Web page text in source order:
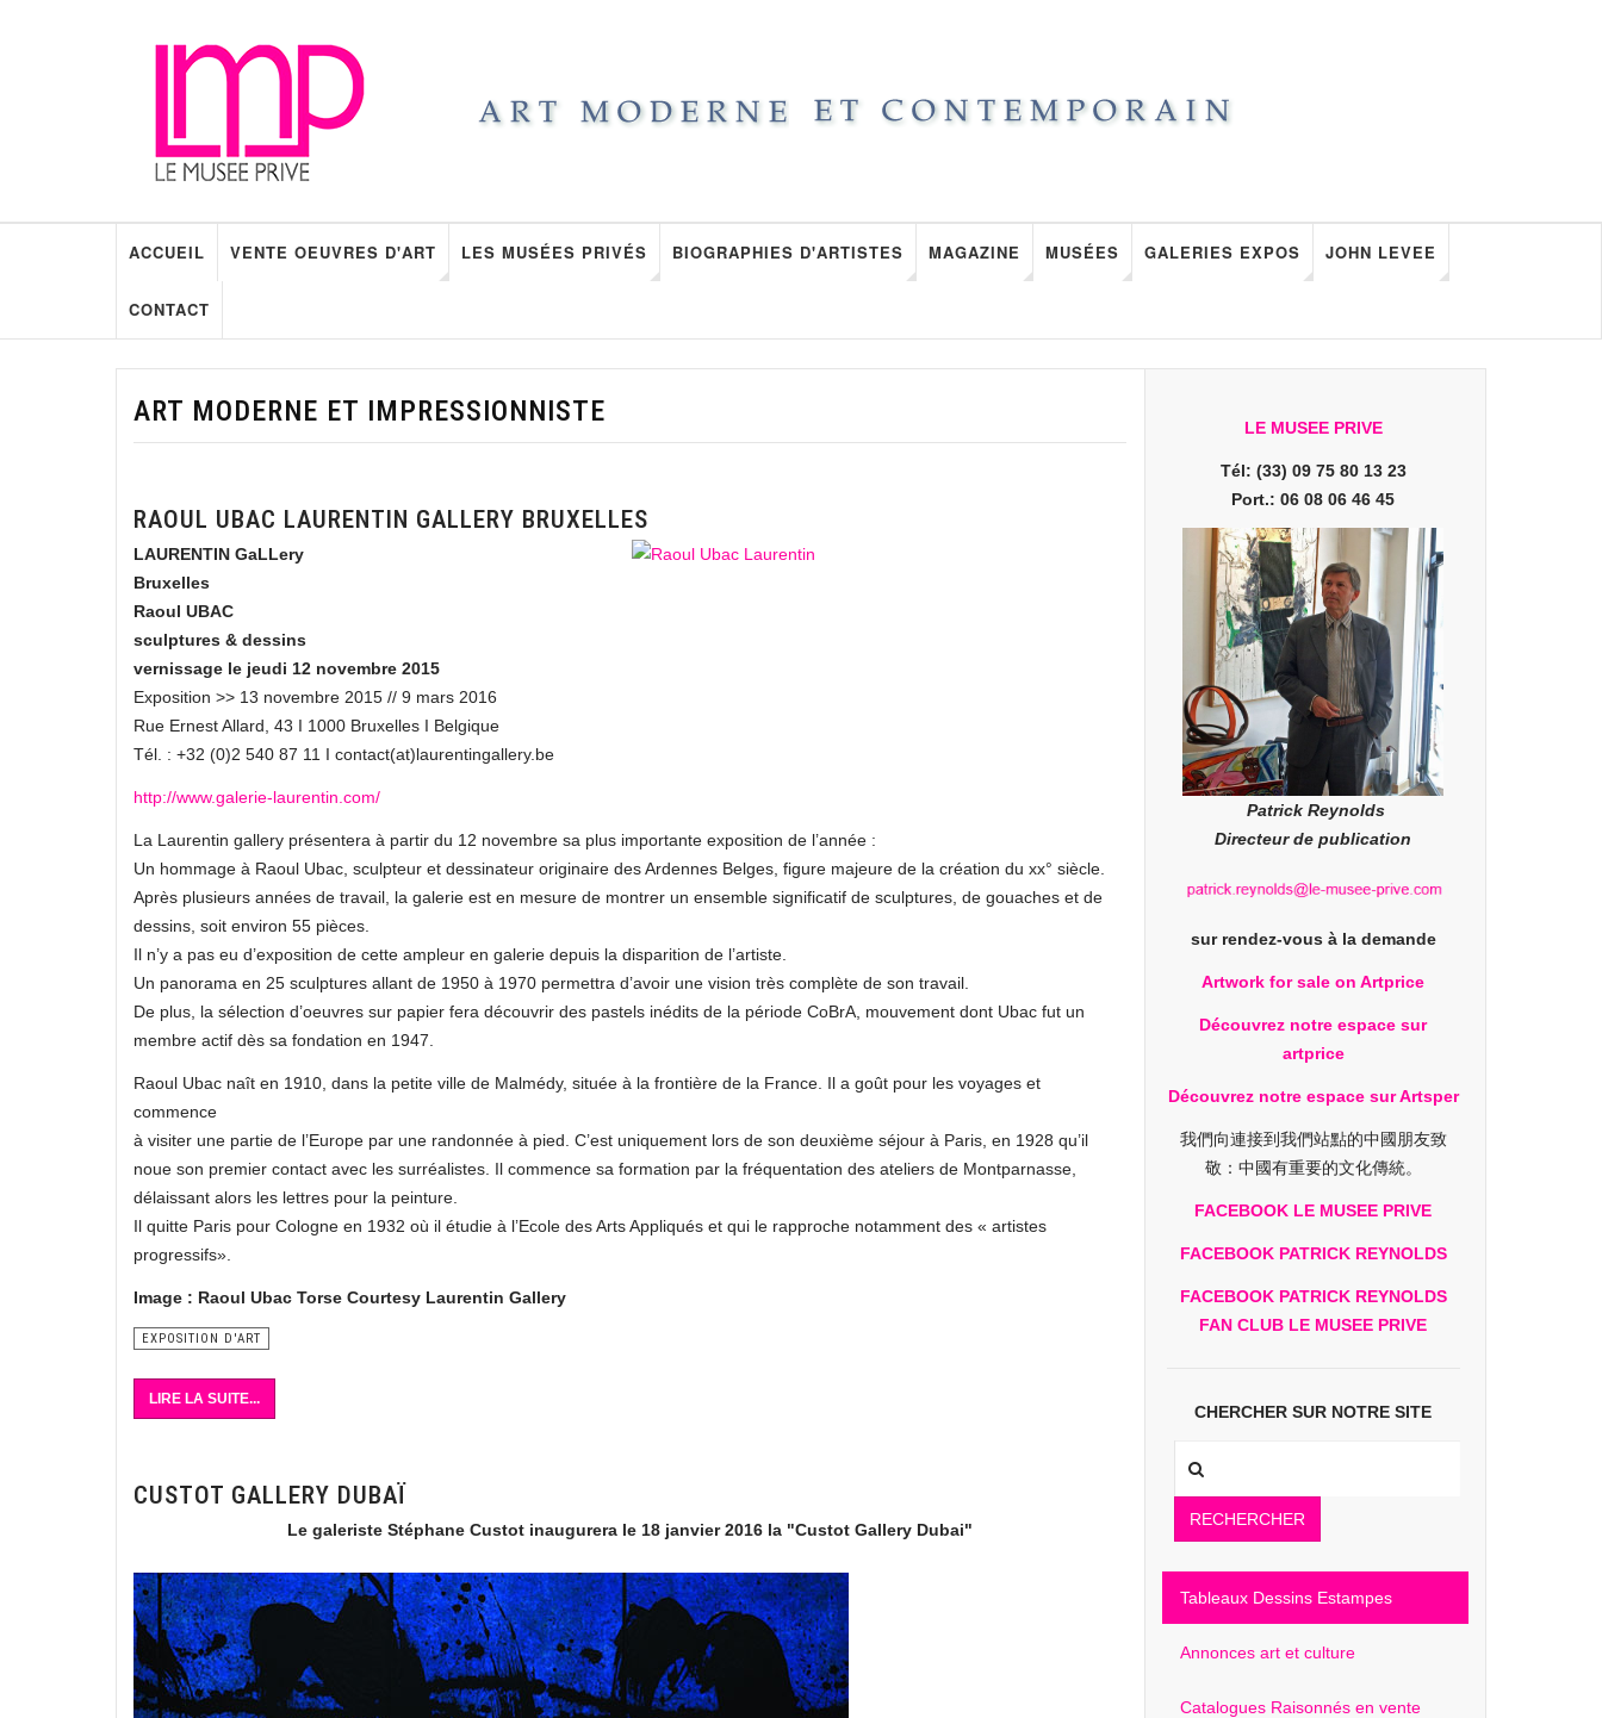
ACCUEIL VENTE OEUVRES D'ART LES MUSÉES PRIVÉS BIOGRAPHIES D'ARTISTES MAGAZINE MUSÉES GALERIES EXPOS JOHN LEVEE
CONTACT
ART MODERNE ET IMPRESSIONNISTE
RAOUL UBAC LAURENTIN GALLERY BRUXELLES
LAURENTIN GaLLery
Bruxelles
Raoul UBAC
sculptures & dessins
vernissage le jeudi 12 novembre 2015
Exposition >> 13 novembre 2015 // 9 mars 2016
Rue Ernest Allard, 43 I 1000 Bruxelles I Belgique
Tél. : +32 (0)2 540 87 11 I contact(at)laurentingallery.be
http://www.galerie-laurentin.com/
La Laurentin gallery présentera à partir du 12 novembre sa plus importante exposition de l’année :
Un hommage à Raoul Ubac, sculpteur et dessinateur originaire des Ardennes Belges, figure majeure de la création du xx° siècle.
Après plusieurs années de travail, la galerie est en mesure de montrer un ensemble significatif de sculptures, de gouaches et de
dessins, soit environ 55 pièces.
Il n’y a pas eu d’exposition de cette ampleur en galerie depuis la disparition de l’artiste.
Un panorama en 25 sculptures allant de 1950 à 1970 permettra d’avoir une vision très complète de son travail.
De plus, la sélection d’oeuvres sur papier fera découvrir des pastels inédits de la période CoBrA, mouvement dont Ubac fut un
membre actif dès sa fondation en 1947.
Raoul Ubac naît en 1910, dans la petite ville de Malmédy, située à la frontière de la France. Il a goût pour les voyages et
commence
à visiter une partie de l’Europe par une randonnée à pied. C’est uniquement lors de son deuxième séjour à Paris, en 1928 qu’il
noue son premier contact avec les surréalistes. Il commence sa formation par la fréquentation des ateliers de Montparnasse,
délaissant alors les lettres pour la peinture.
Il quitte Paris pour Cologne en 1932 où il étudie à l’Ecole des Arts Appliqués et qui le rapproche notamment des « artistes
progressifs».
Image : Raoul Ubac Torse Courtesy Laurentin Gallery
EXPOSITION D'ART
LIRE LA SUITE...
CUSTOT GALLERY DUBAÏ
Le galeriste Stéphane Custot inaugurera le 18 janvier 2016 la "Custot Gallery Dubai"
LE MUSEE PRIVE
Tél: (33) 09 75 80 13 23
Port.: 06 08 06 46 45
Patrick Reynolds
Directeur de publication
sur rendez-vous à la demande
Artwork for sale on Artprice
Découvrez notre espace sur
artprice
Découvrez notre espace sur Artsper
我們向連接到我們站點的中國朋友致
敬：中國有重要的文化傳統。
FACEBOOK LE MUSEE PRIVE
FACEBOOK PATRICK REYNOLDS
FACEBOOK PATRICK REYNOLDS
FAN CLUB LE MUSEE PRIVE
CHERCHER SUR NOTRE SITE
RECHERCHER
Tableaux Dessins Estampes
Annonces art et culture
Catalogues Raisonnés en vente